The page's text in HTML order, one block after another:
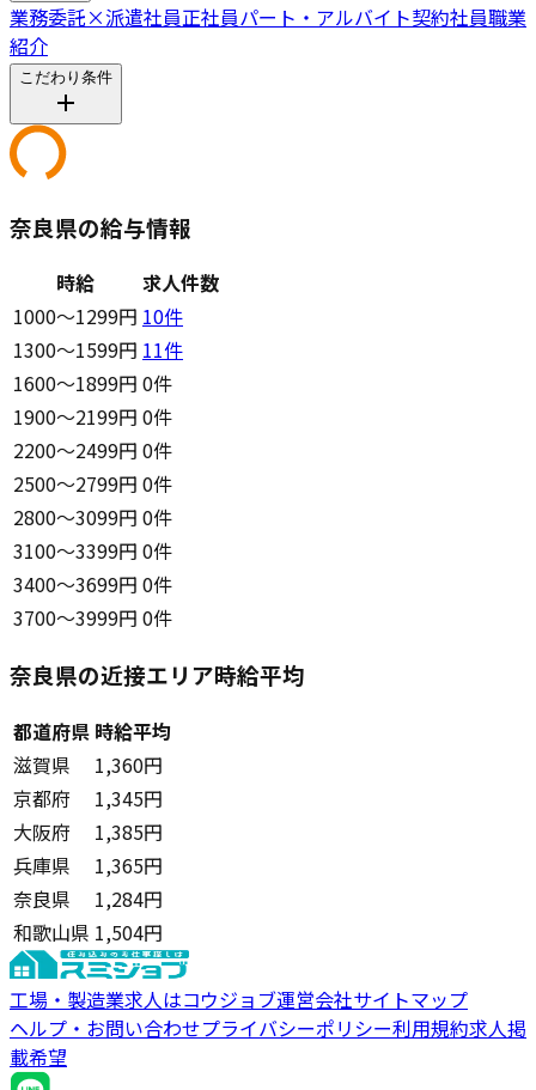
業務委託×派遣社員正社員パート・アルバイト契約社員職業
紹介
こだわり条件
奈良県の給与情報
時給
求人件数
1000〜1299円 10件
1300〜1599円 11件
1600〜1899円 0件
1900〜2199円 0件
2200〜2499円 0件
2500〜2799円 0件
2800〜3099円 0件
3100〜3399円 0件
3400〜3699円 0件
3700〜3999円 0件
奈良県の近接エリア時給平均
都道府県 時給平均
滋賀県
1,360円
京都府
1,345円
大阪府
1,385円
兵庫県
1,365円
奈良県
1,284円
和歌山県 1,504円
工場・製造業求人はコウジョブ運営会社サイトマップ
ヘルプ・お問い合わせプライバシーポリシー利用規約求人掲
載希望